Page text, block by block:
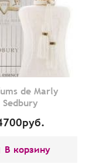
de Marly
Sedbury
руб.
В корзину